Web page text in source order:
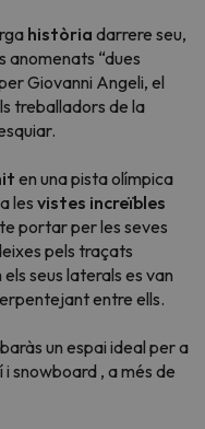
història darrere seu,
anomenats “dues
Giovanni Angeli, el
treballadors de la
en una pista olímpica
les vistes increïbles
portar per les seves
pels traçats
seus laterals es van
entre ells.
un espai ideal per a
i snowboard , a més de